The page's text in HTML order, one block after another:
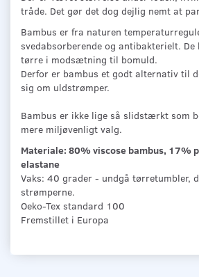
tråde. Det gør det dog dejlig nemt at
Bambus er fra naturen
svedabsorberende og antibakterielt.
tørre i modsætning til bomuld.
Derfor er bambus et godt alternativ til
sig om uldstrømper.
Bambus er ikke lige så slidstærkt som
mere miljøvenligt valg.
Materiale: 80% viscose bambus, 17%
elastane
Vaks: 40 grader - undgå tørretumbler,
strømperne.
Oeko-Tex standard 100
Fremstillet i Europa